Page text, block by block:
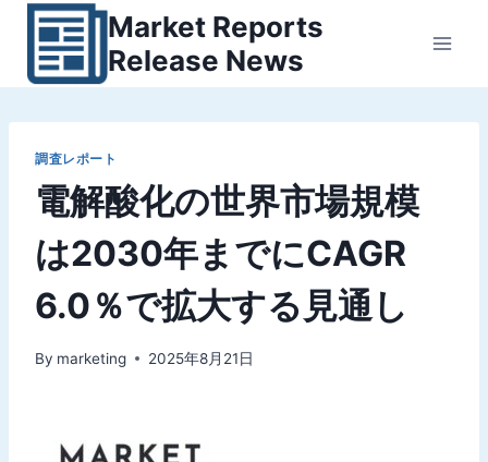
Market Reports
Release News
調査レポート
電解酸化の世界市場規模
は2030年までにCAGR
6.0％で拡大する見通し
By marketing 2025年8月21日